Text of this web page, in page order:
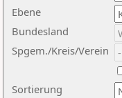
Ebene
Sortierung
Bundesland
Spgem./Kreis/Verein